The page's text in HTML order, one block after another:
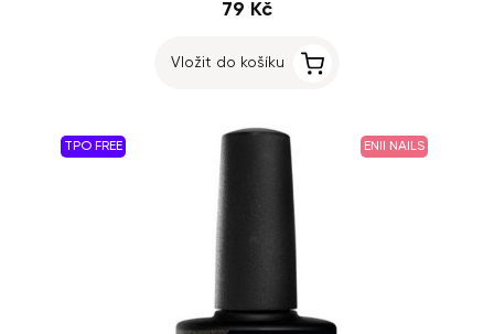
79 Kč
Vložit do košíku
TPO FREE ENII NAILS